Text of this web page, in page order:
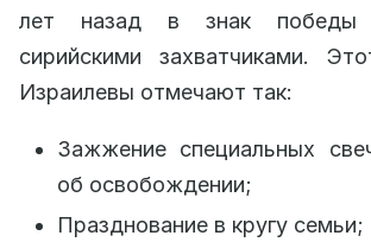
лет назад в знак победы
сирийскими захватчиками.
Израилевы отмечают так:
Зажжение специальных
об освобождении;
Празднование в кругу семьи;